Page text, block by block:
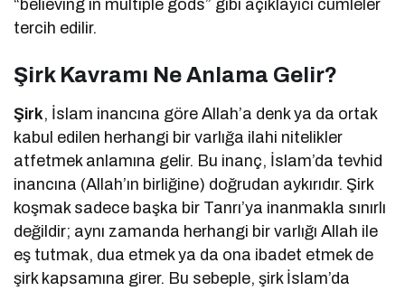
“believing in multiple gods” gibi açıklayıcı cümleler
tercih edilir.
Şirk Kavramı Ne Anlama Gelir?
Şirk, İslam inancına göre Allah’a denk ya da ortak
kabul edilen herhangi bir varlığa ilahi nitelikler
atfetmek anlamına gelir. Bu inanç, İslam’da tevhid
inancına (Allah’ın birliğine) doğrudan aykırıdır. Şirk
koşmak sadece başka bir Tanrı’ya inanmakla sınırlı
değildir; aynı zamanda herhangi bir varlığı Allah ile
eş tutmak, dua etmek ya da ona ibadet etmek de
şirk kapsamına girer. Bu sebeple, şirk İslam’da